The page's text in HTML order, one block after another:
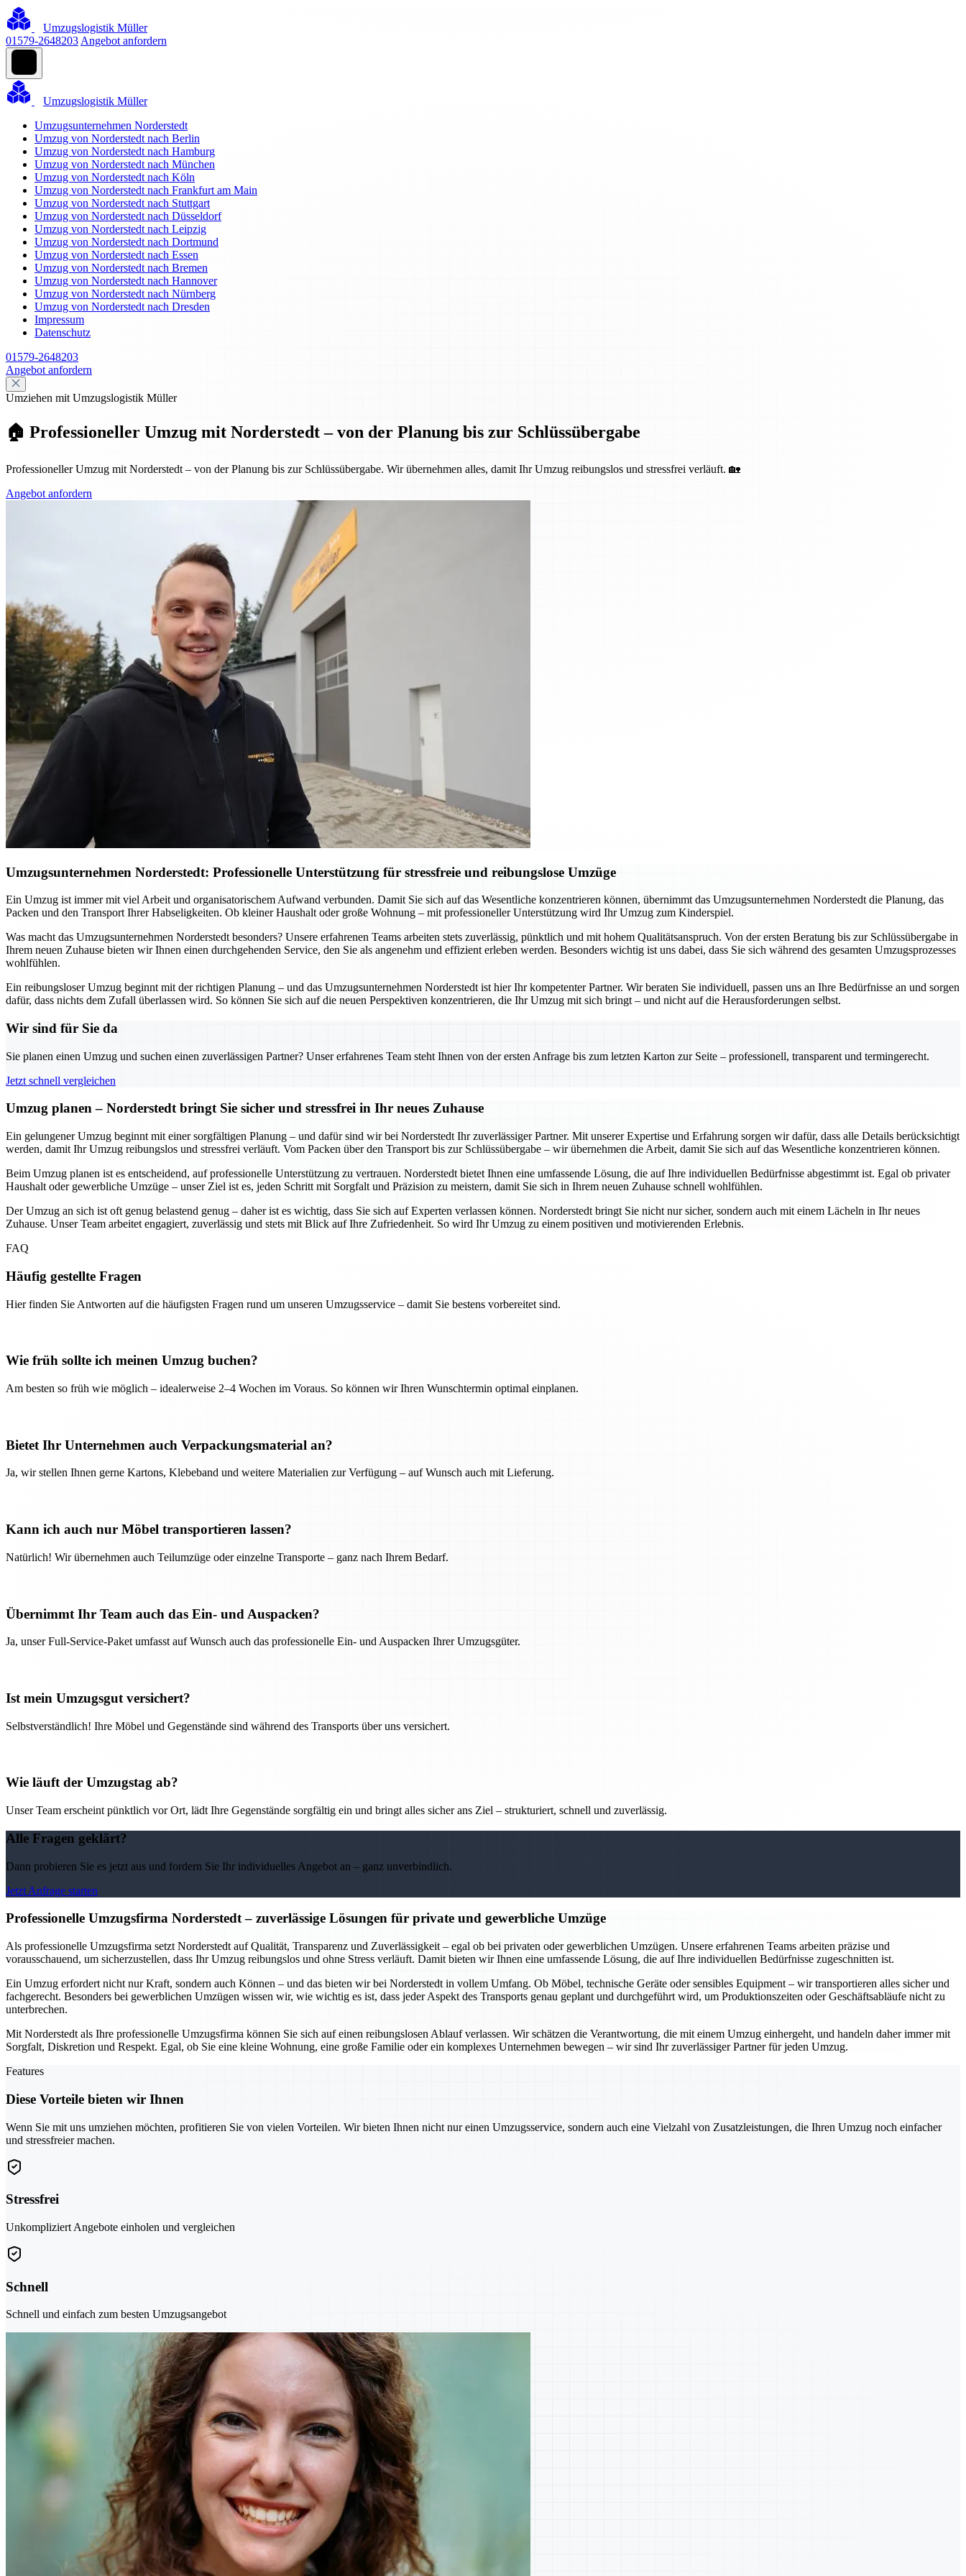
Umzugslogistik Müller
01579-2648203 Angebot anfordern
Umzugslogistik Müller
Umzugsunternehmen Norderstedt
Umzug von Norderstedt nach Berlin
Umzug von Norderstedt nach Hamburg
Umzug von Norderstedt nach München
Umzug von Norderstedt nach Köln
Umzug von Norderstedt nach Frankfurt am Main
Umzug von Norderstedt nach Stuttgart
Umzug von Norderstedt nach Düsseldorf
Umzug von Norderstedt nach Leipzig
Umzug von Norderstedt nach Dortmund
Umzug von Norderstedt nach Essen
Umzug von Norderstedt nach Bremen
Umzug von Norderstedt nach Hannover
Umzug von Norderstedt nach Nürnberg
Umzug von Norderstedt nach Dresden
Impressum
Datenschutz
01579-2648203
Angebot anfordern
Umziehen mit Umzugslogistik Müller
🏠 Professioneller Umzug mit Norderstedt – von der Planung bis zur Schlüssübergabe
Professioneller Umzug mit Norderstedt – von der Planung bis zur Schlüssübergabe. Wir übernehmen alles, damit Ihr Umzug reibungslos und stressfrei verläuft. 🏡
Angebot anfordern
Umzugsunternehmen Norderstedt: Professionelle Unterstützung für stressfreie und reibungslose Umzüge
Ein Umzug ist immer mit viel Arbeit und organisatorischem Aufwand verbunden. Damit Sie sich auf das Wesentliche konzentrieren können, übernimmt das Umzugsunternehmen Norderstedt die Planung, das
Packen und den Transport Ihrer Habseligkeiten. Ob kleiner Haushalt oder große Wohnung – mit professioneller Unterstützung wird Ihr Umzug zum Kinderspiel.
Was macht das Umzugsunternehmen Norderstedt besonders? Unsere erfahrenen Teams arbeiten stets zuverlässig, pünktlich und mit hohem Qualitätsanspruch. Von der ersten Beratung bis zur Schlüssübergabe in
Ihrem neuen Zuhause bieten wir Ihnen einen durchgehenden Service, den Sie als angenehm und effizient erleben werden. Besonders wichtig ist uns dabei, dass Sie sich während des gesamten Umzugsprozesses
wohlfühlen.
Ein reibungsloser Umzug beginnt mit der richtigen Planung – und das Umzugsunternehmen Norderstedt ist hier Ihr kompetenter Partner. Wir beraten Sie individuell, passen uns an Ihre Bedürfnisse an und sorgen
dafür, dass nichts dem Zufall überlassen wird. So können Sie sich auf die neuen Perspektiven konzentrieren, die Ihr Umzug mit sich bringt – und nicht auf die Herausforderungen selbst.
Wir sind für Sie da
Sie planen einen Umzug und suchen einen zuverlässigen Partner? Unser erfahrenes Team steht Ihnen von der ersten Anfrage bis zum letzten Karton zur Seite – professionell, transparent und termingerecht.
Jetzt schnell vergleichen
Umzug planen – Norderstedt bringt Sie sicher und stressfrei in Ihr neues Zuhause
Ein gelungener Umzug beginnt mit einer sorgfältigen Planung – und dafür sind wir bei Norderstedt Ihr zuverlässiger Partner. Mit unserer Expertise und Erfahrung sorgen wir dafür, dass alle Details berücksichtigt
werden, damit Ihr Umzug reibungslos und stressfrei verläuft. Vom Packen über den Transport bis zur Schlüssübergabe – wir übernehmen die Arbeit, damit Sie sich auf das Wesentliche konzentrieren können.
Beim Umzug planen ist es entscheidend, auf professionelle Unterstützung zu vertrauen. Norderstedt bietet Ihnen eine umfassende Lösung, die auf Ihre individuellen Bedürfnisse abgestimmt ist. Egal ob privater
Haushalt oder gewerbliche Umzüge – unser Ziel ist es, jeden Schritt mit Sorgfalt und Präzision zu meistern, damit Sie sich in Ihrem neuen Zuhause schnell wohlfühlen.
Der Umzug an sich ist oft genug belastend genug – daher ist es wichtig, dass Sie sich auf Experten verlassen können. Norderstedt bringt Sie nicht nur sicher, sondern auch mit einem Lächeln in Ihr neues
Zuhause. Unser Team arbeitet engagiert, zuverlässig und stets mit Blick auf Ihre Zufriedenheit. So wird Ihr Umzug zu einem positiven und motivierenden Erlebnis.
FAQ
Häufig gestellte Fragen
Hier finden Sie Antworten auf die häufigsten Fragen rund um unseren Umzugsservice – damit Sie bestens vorbereitet sind.
Wie früh sollte ich meinen Umzug buchen?
Am besten so früh wie möglich – idealerweise 2–4 Wochen im Voraus. So können wir Ihren Wunschtermin optimal einplanen.
Bietet Ihr Unternehmen auch Verpackungsmaterial an?
Ja, wir stellen Ihnen gerne Kartons, Klebeband und weitere Materialien zur Verfügung – auf Wunsch auch mit Lieferung.
Kann ich auch nur Möbel transportieren lassen?
Natürlich! Wir übernehmen auch Teilumzüge oder einzelne Transporte – ganz nach Ihrem Bedarf.
Übernimmt Ihr Team auch das Ein- und Auspacken?
Ja, unser Full-Service-Paket umfasst auf Wunsch auch das professionelle Ein- und Auspacken Ihrer Umzugsgüter.
Ist mein Umzugsgut versichert?
Selbstverständlich! Ihre Möbel und Gegenstände sind während des Transports über uns versichert.
Wie läuft der Umzugstag ab?
Unser Team erscheint pünktlich vor Ort, lädt Ihre Gegenstände sorgfältig ein und bringt alles sicher ans Ziel – strukturiert, schnell und zuverlässig.
Alle Fragen geklärt?
Dann probieren Sie es jetzt aus und fordern Sie Ihr individuelles Angebot an – ganz unverbindlich.
Jetzt Anfrage starten
Professionelle Umzugsfirma Norderstedt – zuverlässige Lösungen für private und gewerbliche Umzüge
Als professionelle Umzugsfirma setzt Norderstedt auf Qualität, Transparenz und Zuverlässigkeit – egal ob bei privaten oder gewerblichen Umzügen. Unsere erfahrenen Teams arbeiten präzise und
vorausschauend, um sicherzustellen, dass Ihr Umzug reibungslos und ohne Stress verläuft. Damit bieten wir Ihnen eine umfassende Lösung, die auf Ihre individuellen Bedürfnisse zugeschnitten ist.
Ein Umzug erfordert nicht nur Kraft, sondern auch Können – und das bieten wir bei Norderstedt in vollem Umfang. Ob Möbel, technische Geräte oder sensibles Equipment – wir transportieren alles sicher und
fachgerecht. Besonders bei gewerblichen Umzügen wissen wir, wie wichtig es ist, dass jeder Aspekt des Transports genau geplant und durchgeführt wird, um Produktionszeiten oder Geschäftsabläufe nicht zu
unterbrechen.
Mit Norderstedt als Ihre professionelle Umzugsfirma können Sie sich auf einen reibungslosen Ablauf verlassen. Wir schätzen die Verantwortung, die mit einem Umzug einhergeht, und handeln daher immer mit
Sorgfalt, Diskretion und Respekt. Egal, ob Sie eine kleine Wohnung, eine große Familie oder ein komplexes Unternehmen bewegen – wir sind Ihr zuverlässiger Partner für jeden Umzug.
Features
Diese Vorteile bieten wir Ihnen
Wenn Sie mit uns umziehen möchten, profitieren Sie von vielen Vorteilen. Wir bieten Ihnen nicht nur einen Umzugsservice, sondern auch eine Vielzahl von Zusatzleistungen, die Ihren Umzug noch einfacher
und stressfreier machen.
Stressfrei
Unkompliziert Angebote einholen und vergleichen
Schnell
Schnell und einfach zum besten Umzugsangebot